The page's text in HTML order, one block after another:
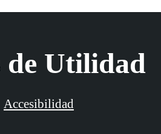
de Utilidad
Accesibilidad